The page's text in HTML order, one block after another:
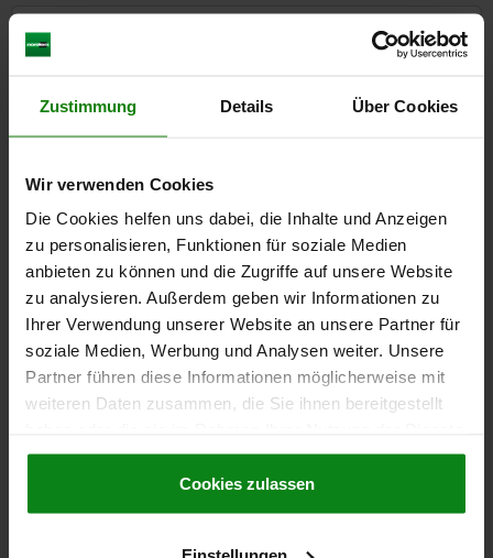
Zustimmung Details Über Cookies
Wir verwenden Cookies
Die Cookies helfen uns dabei, die Inhalte und Anzeigen
zu personalisieren, Funktionen für soziale Medien
anbieten zu können und die Zugriffe auf unsere Website
zu analysieren. Außerdem geben wir Informationen zu
Ihrer Verwendung unserer Website an unsere Partner für
soziale Medien, Werbung und Analysen weiter. Unsere
Partner führen diese Informationen möglicherweise mit
weiteren Daten zusammen, die Sie ihnen bereitgestellt
gesammelt haben.Cookie Richtlinien
Datenschutz|AGB
Cookies zulassen
Other customers also bought
05601-05
€1.90